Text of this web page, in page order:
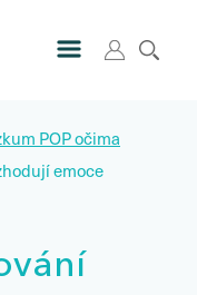
POP očima
emoce